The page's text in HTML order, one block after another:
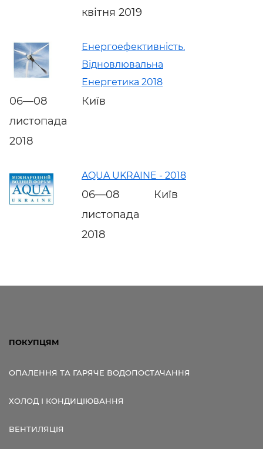
квітня 2019
Енергоефективність.
Відновлювальна
Енергетика 2018
06—08
листопада
2018
Київ
AQUA UKRAINE - 2018
06—08
листопада
2018
Київ
ПОКУПЦЯМ
ОПАЛЕННЯ ТА ГАРЯЧЕ ВОДОПОСТАЧАННЯ
ХОЛОД І КОНДИЦІЮВАННЯ
ВЕНТИЛЯЦІЯ